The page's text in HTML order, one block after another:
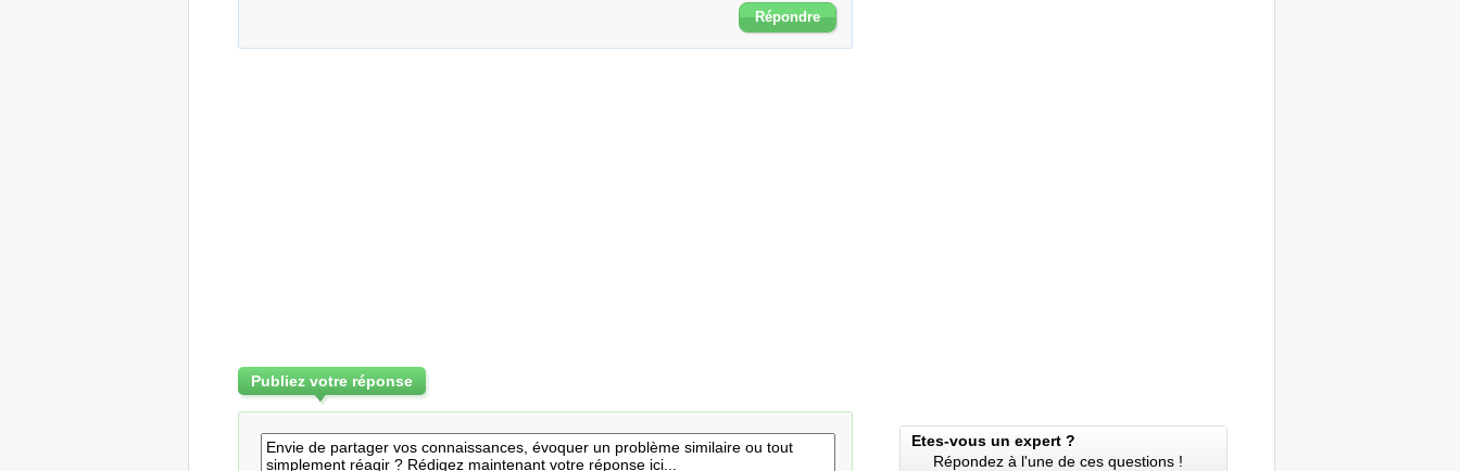
Répondre
Publiez votre réponse
Etes-vous un expert ?
Répondez à l'une de ces questions !